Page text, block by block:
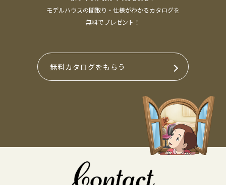
モデルハウスの間取り・仕様がわかるカタログを
無料でプレゼント！
無料カタログをもらう